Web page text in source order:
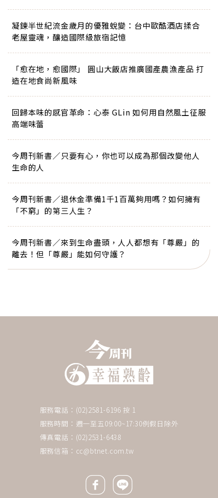
凝鍊半世紀流金歲月的優雅蛻變：台中歐酷酒店揉合
老屋靈魂，釀造國際級旅宿記憶
「愈在地，愈國際」 圓山大飯店推廣國產農漁產品 打
造在地食尚新風味
回歸本味的感官革命：心泰 GLin 如何用自然風土征服
高端味蕾
今周刊新書／只要有心，你也可以成為那個改變他人
生命的人
今周刊新書／退休金準備1千1百萬夠用嗎？如何擁有
「不窮」的第三人生？
今周刊新書／來到生命盡頭，人人都想有「尊嚴」的
離去！但「尊嚴」能如何守護？
服務電話：(02)2581-6196 按 1
服務時間：週一至五09:00~17:30例假日除外
傳真電話：(02)2531-6438
服務信箱： cc@btnet.com.tw
Facebook icon
Line icon